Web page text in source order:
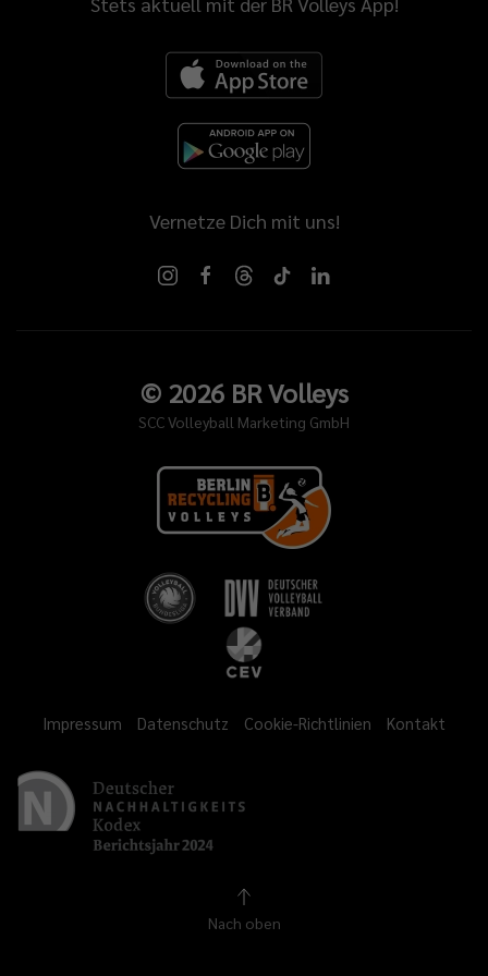
Vernetze Dich mit uns!
© 2026BR Volleys
SCC Volleyball Marketing GmbH
Impressum Datenschutz Cookie-Richtlinien Kontakt
Nach oben